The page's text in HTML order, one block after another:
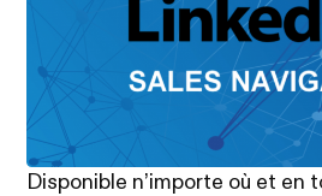
Disponible n’importe où et en